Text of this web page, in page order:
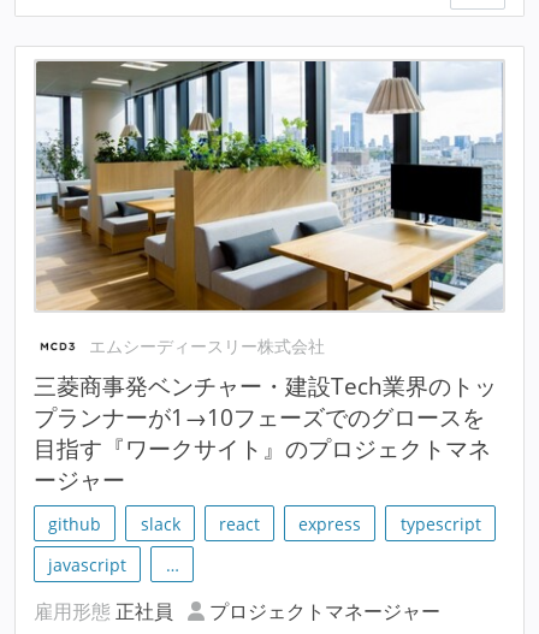
エムシーディースリー株式会社
三菱商事発ベンチャー・建設Tech業界のトッ
プランナーが1→10フェーズでのグロースを
目指す『ワークサイト』のプロジェクトマネ
ージャー
github slack react express
typescript
javascript
…
雇用形態 正社員
プロジェクトマネージャー